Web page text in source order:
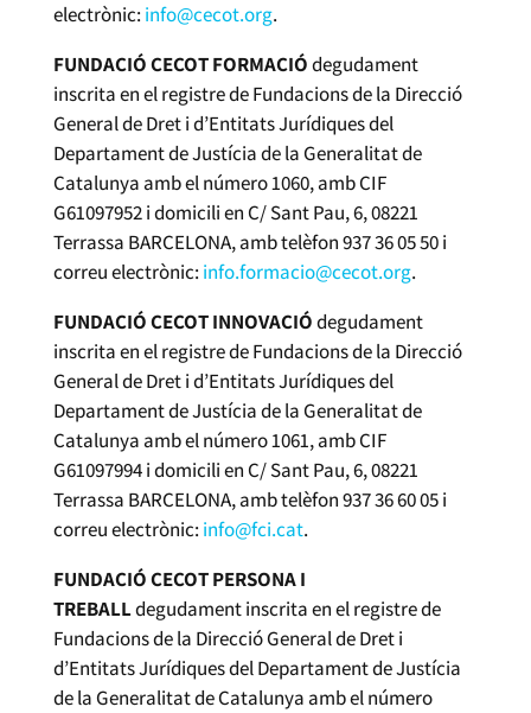
electrònic:info@cecot.org.
FUNDACIÓ CECOT FORMACIÓdegudament
inscrita en el registre de Fundacions de la Direcció
General de Dret i d’Entitats Jurídiques del
Departament de Justícia de la Generalitat de
Catalunya amb el número 1060, amb CIF
G61097952 i domicili en C/ Sant Pau, 6, 08221
Terrassa BARCELONA, amb telèfon 937 36 05 50 i
correu electrònic:info.formacio@cecot.org.
FUNDACIÓ CECOT INNOVACIÓdegudament
inscrita en el registre de Fundacions de la Direcció
General de Dret i d’Entitats Jurídiques del
Departament de Justícia de la Generalitat de
Catalunya amb el número 1061, amb CIF
G61097994 i domicili en C/ Sant Pau, 6, 08221
Terrassa BARCELONA, amb telèfon 937 36 60 05 i
correu electrònic:info@fci.cat.
FUNDACIÓ CECOT PERSONA I
TREBALLdegudament inscrita en el registre de
Fundacions de la Direcció General de Dret i
d’Entitats Jurídiques del Departament de Justícia
de la Generalitat de Catalunya amb el número